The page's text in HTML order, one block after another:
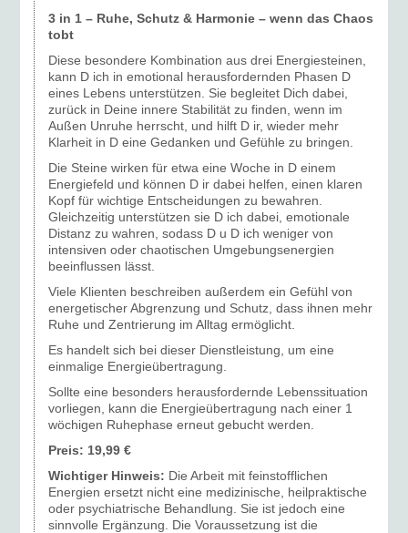
3 in 1 – Ruhe, Schutz & Harmonie – wenn das Chaos
tobt
Diese besondere Kombination aus drei Energiesteinen,
kann D ich in emotional herausfordernden Phasen D
eines Lebens unterstützen. Sie begleitet Dich dabei,
zurück in Deine innere Stabilität zu finden, wenn im
Außen Unruhe herrscht, und hilft D ir, wieder mehr
Klarheit in D eine Gedanken und Gefühle zu bringen.
Die Steine wirken für etwa eine Woche in D einem
Energiefeld und können D ir dabei helfen, einen klaren
Kopf für wichtige Entscheidungen zu bewahren.
Gleichzeitig unterstützen sie D ich dabei, emotionale
Distanz zu wahren, sodass D u D ich weniger von
intensiven oder chaotischen Umgebungsenergien
beeinflussen lässt.
Viele Klienten beschreiben außerdem ein Gefühl von
energetischer Abgrenzung und Schutz, dass ihnen mehr
Ruhe und Zentrierung im Alltag ermöglicht.
Es handelt sich bei dieser Dienstleistung, um eine
einmalige Energieübertragung.
Sollte eine besonders herausfordernde Lebenssituation
vorliegen, kann die Energieübertragung nach einer 1
wöchigen Ruhephase erneut gebucht werden.
Preis: 19,99 €
Wichtiger Hinweis: Die Arbeit mit feinstofflichen
Energien ersetzt nicht eine medizinische, heilpraktische
oder psychiatrische Behandlung. Sie ist jedoch eine
sinnvolle Ergänzung. Die Voraussetzung ist die